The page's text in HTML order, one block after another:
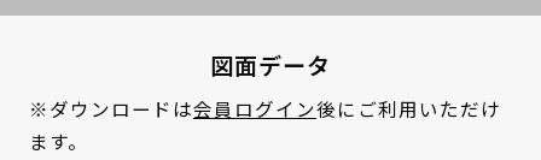
図面データ
※ダウンロードは会員ログイン後にご利用いただけ
ます。